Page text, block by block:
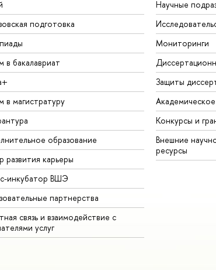
подготовка
в бакалавриат
в магистратуру
образование
развития карьеры
инкубатор ВШЭ
партнерства
связь и взаимодействие с
услуг
Научные
Мониторинги
Защиты
Конкурсы и
Внешние
ресурсы